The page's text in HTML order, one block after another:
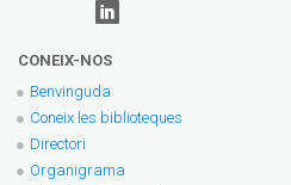
CONEIX-NOS
Benvinguda
Coneix les biblioteques
Directori
Organigrama